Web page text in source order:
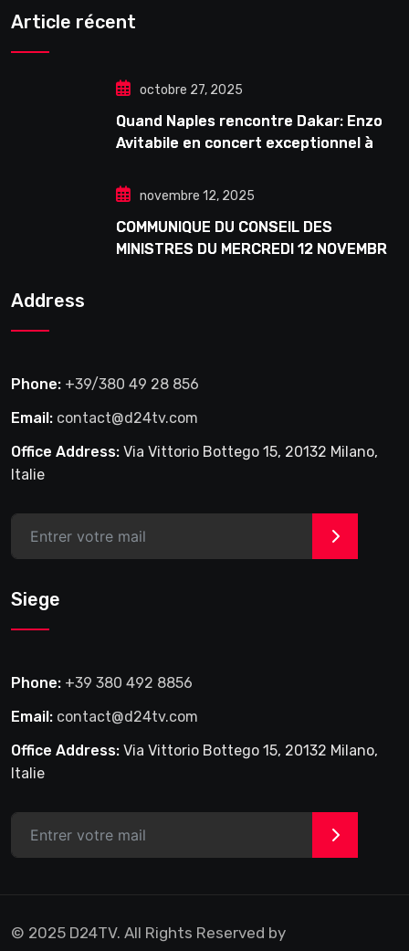
Article récent
octobre 27, 2025
Quand Naples rencontre Dakar: Enzo
Avitabile en concert exceptionnel à
novembre 12, 2025
COMMUNIQUE DU CONSEIL DES
MINISTRES DU MERCREDI 12 NOVEMBRE
Address
Phone: +39/380 49 28 856
Email: contact@d24tv.com
Office Address: Via Vittorio Bottego 15, 20132 Milano,
Italie
>
Siege
Phone: +39 380 492 8856
Email: contact@d24tv.com
Office Address: Via Vittorio Bottego 15, 20132 Milano,
Italie
>
© 2025 D24TV. All Rights Reserved by